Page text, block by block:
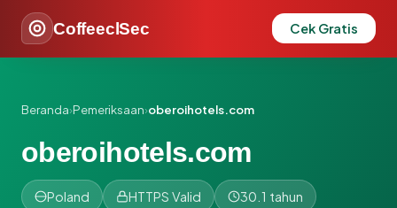
CoffeeclSec Cek Gratis
Beranda›Pemeriksaan›oberoihotels.com
oberoihotels.com
Poland HTTPS Valid 30.1 tahun